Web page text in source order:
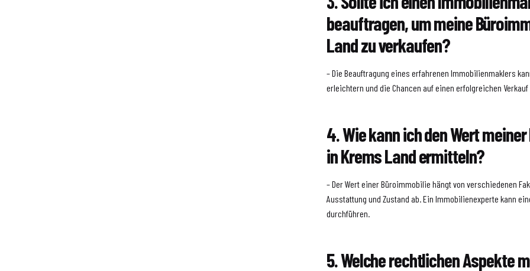
beauftragen, um meine
Land zu verkaufen?
– Die Beauftragung eines erfahrenen Immobilienmaklers
erleichtern und die Chancen auf einen erfolgreichen Verkauf
4. Wie kann ich den Wert meiner
in Krems Land ermitteln?
– Der Wert einer Büroimmobilie hängt von verschiedenen
Ausstattung und Zustand ab. Ein Immobilienexperte kann
durchführen.
5. Welche rechtlichen Aspekte